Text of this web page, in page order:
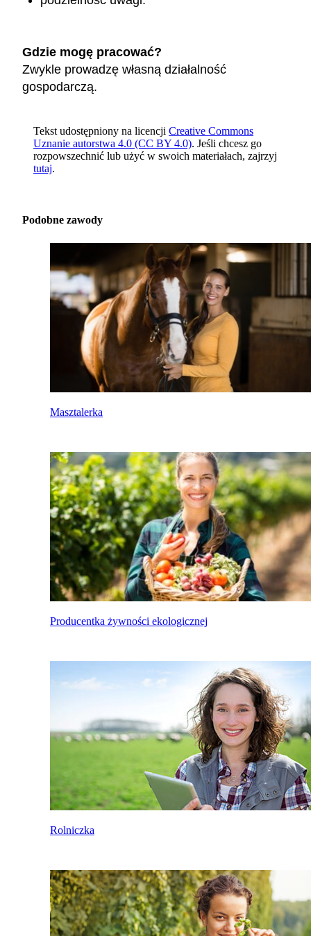
Gdzie mogę pracować?
Zwykle prowadzę własną działalność
gospodarczą.
Tekst udostępniony na licencji Creative Commons
Uznanie autorstwa 4.0 (CC BY 4.0). Jeśli chcesz go
rozpowszechnić lub użyć w swoich materiałach, zajrzyj
tutaj.
Podobne zawody
Masztalerka
Producentka żywności ekologicznej
Rolniczka